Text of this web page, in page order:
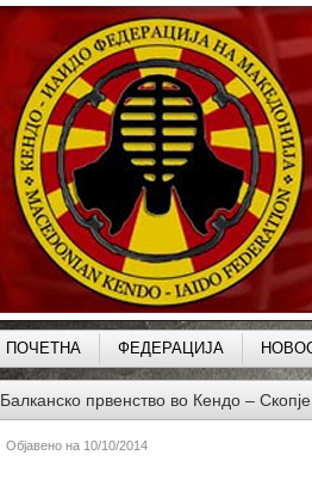
ПОЧЕТНА ФЕДЕРАЦИЈА
Балканско првенство во Кендо –
Објавено на 10/10/2014